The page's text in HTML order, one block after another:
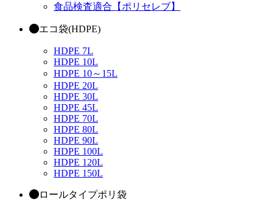
食品検査適合【ポリセレブ】
エコ袋(HDPE)
HDPE 7L
HDPE 10L
HDPE 10～15L
HDPE 20L
HDPE 30L
HDPE 45L
HDPE 70L
HDPE 80L
HDPE 90L
HDPE 100L
HDPE 120L
HDPE 150L
ロールタイプポリ袋